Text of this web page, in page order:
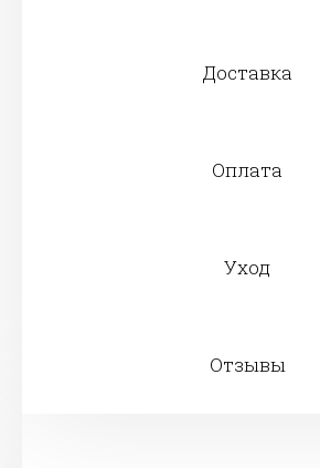
Доставка
Оплата
Уход
Отзывы